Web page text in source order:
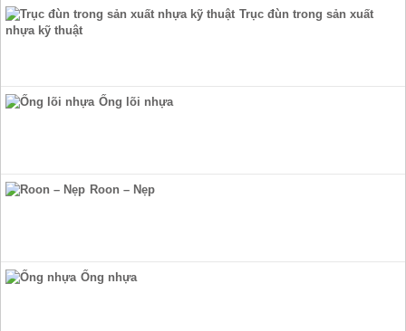
Trục đùn trong sản xuất
nhựa kỹ thuật
Ống lõi nhựa
Roon – Nẹp
Ống nhựa